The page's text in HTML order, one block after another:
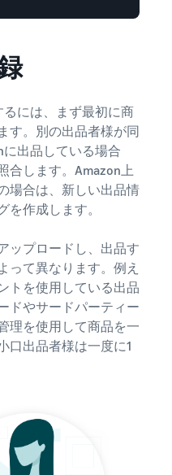
には、まず最初に商
す。別の出品者様が同
に出品している場合
合します。Amazon上
場合は、新しい出品情
を作成します。
ップロードし、出品す
って異なります。例え
トを使用している出品
ドやサードパーティー
理を使用して商品を一
口出品者様は一度に1